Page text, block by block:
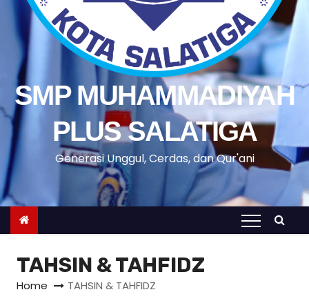
SMP MUHAMMADIYAH
PLUS SALATIGA
Generasi Unggul, Cerdas, dan Qur'ani
TAHSIN & TAHFIDZ
Home TAHSIN & TAHFIDZ